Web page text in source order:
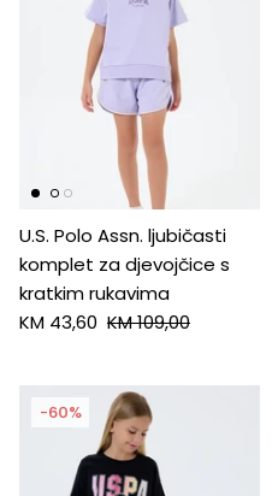
U.S. Polo Assn. ljubičasti
komplet za djevojčice s
kratkim rukavima
KM 43,60 KM 109,00
-60%